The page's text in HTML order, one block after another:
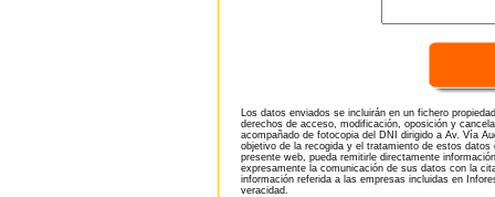
Los datos enviados se incluirán en un fichero
derechos de acceso, modificación, oposición y
acompañado de fotocopia del DNI dirigido a Av. Vía
objetivo de la recogida y el tratamiento de estos
presente web, pueda remitirle directamente
expresamente la comunicación de sus datos con la
información referida a las empresas incluidas en
veracidad.